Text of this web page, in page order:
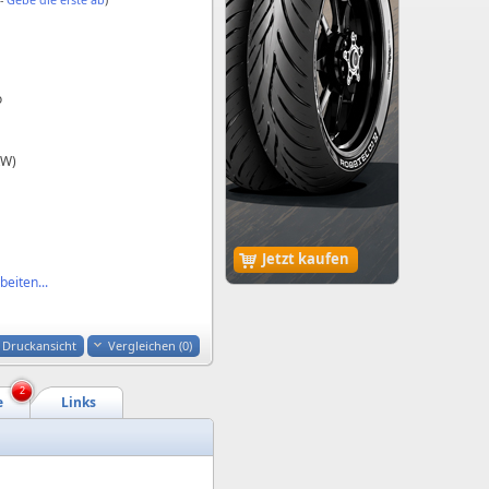
Jetzt kaufen
Druckansicht Vergleichen (0)
Links
2